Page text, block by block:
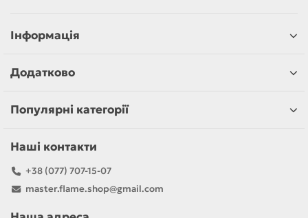
Інформація
Додатково
Популярні категорії
Наші контакти
+38 (077) 707-15-07
master.flame.shop@gmail.com